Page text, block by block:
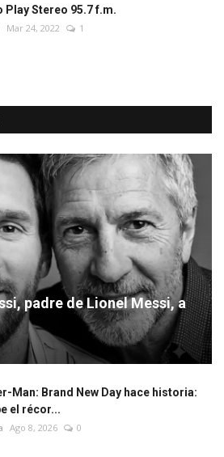
Play Stereo 95.7 f.m.
Mar 24, 2022 1
padre de Lionel Messi, a
Man: Brand New Day hace historia:
el récor...
Ago 8, 2026 0